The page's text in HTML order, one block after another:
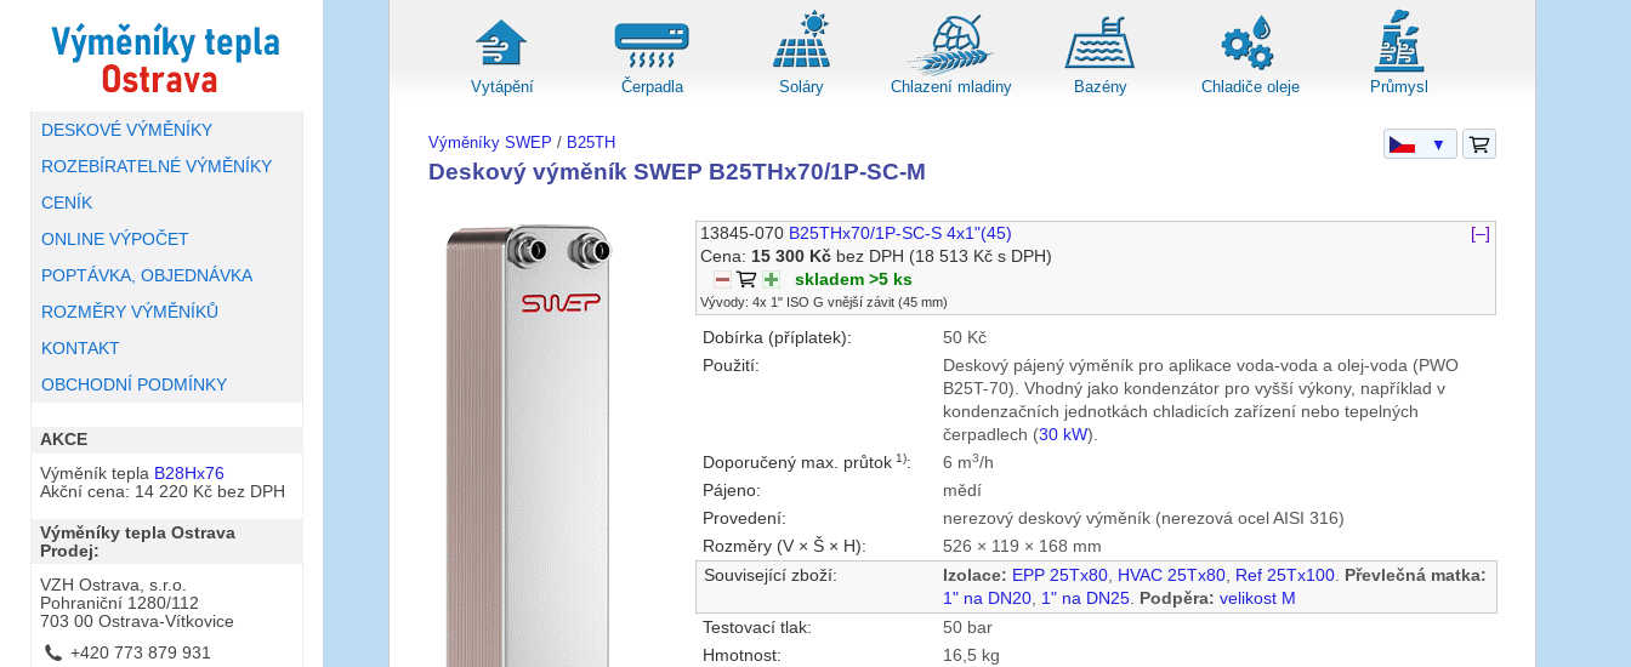
DESKOVÉ VÝMĚNÍKY
ROZEBÍRATELNÉ VÝMĚNÍKY
CENÍK
ONLINE VÝPOČET
POPTÁVKA, OBJEDNÁVKA
ROZMĚRY VÝMĚNÍKŮ
KONTAKT
OBCHODNÍ PODMÍNKY
AKCE
Výměník tepla B28Hx76
Akční cena: 14 220 Kč bez DPH
Výměníky tepla Ostrava
Prodej:
VZH Ostrava, s.r.o.
Pohraniční 1280/112
703 00 Ostrava-Vítkovice
L +420 773 879 931
Vytápění Čerpadla Soláry Chlazení mladiny Bazény Chladiče oleje Průmysl
Výměníky SWEP / B25TH
Deskový výměník SWEP B25THx70/1P-SC-M
13845-070 B25THx70/1P-SC-S 4x1"(45)
[–]
Cena: 15 300 Kčbez DPH (18 513 Kč s DPH)
skladem >5 ks
Vývody: 4x 1" ISO G vnější závit (45 mm)
Dobírka (příplatek):
50 Kč
Použití:
Deskový pájený výměník pro aplikace voda-voda a olej-voda (PWO
B25T-70). Vhodný jako kondenzátor pro vyšší výkony, například v
kondenzačních jednotkách chladicích zařízení nebo tepelných
čerpadlech (30 kW).
Doporučený max. průtok 1): 6 m3/h
Pájeno:
mědí
Provedení:
nerezový deskový výměník (nerezová ocel AISI 316)
Rozměry (V × Š × H):
526 × 119 × 168 mm
Související zboží:
Izolace: EPP 25Tx80 HVAC 25Tx80 Ref 25Tx100 Převlečná matka:
1" na DN20 1" na DN25 Podpěra: velikost M
Testovací tlak:
50 bar
Hmotnost:
16,5 kg
▼